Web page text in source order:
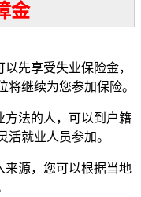
金
先享受失业保险金，
继续为您参加保险。
法的人，可以到户籍
活就业人员参加。
源，您可以根据当地